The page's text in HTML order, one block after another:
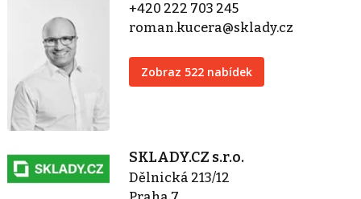
+420 222 703 245
roman.kucera@sklady.cz
Zobraz 522 nabídek
SKLADY.CZ s.r.o.
Dělnická 213/12